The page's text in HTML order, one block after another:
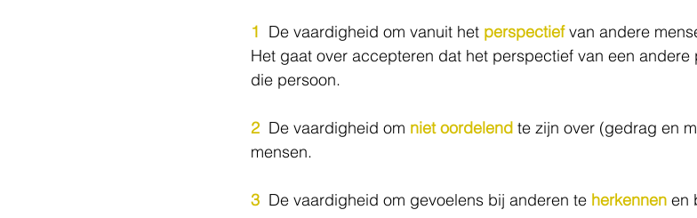
1
  De vaardigheid om vanuit het
perspectief van andere
Het gaat over accepteren dat het perspectief van een
die persoon.
2
  De vaardigheid om
niet oordelend te zijn over (gedrag en
mensen.
3
  De vaardigheid om gevoelens bij anderen te
herkennen en